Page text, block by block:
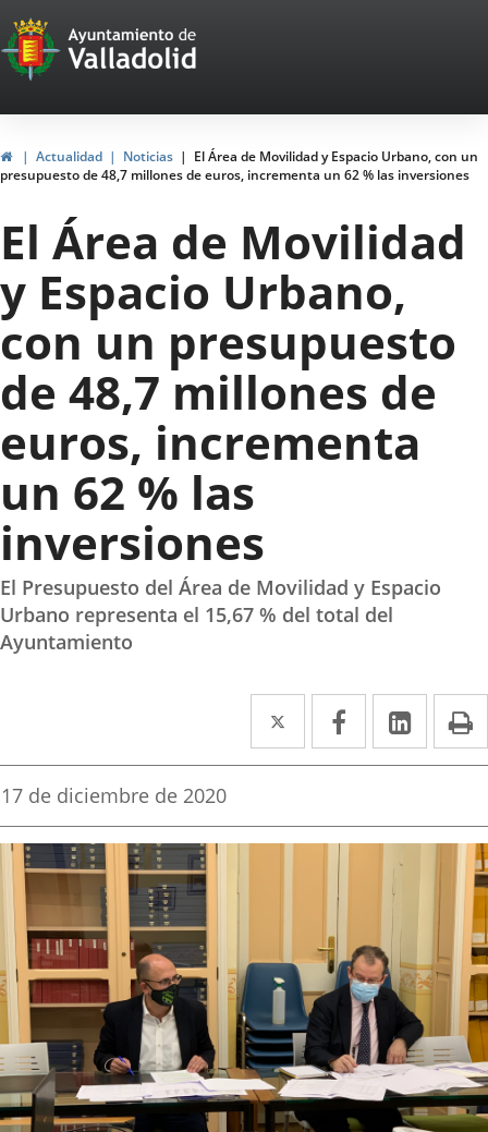
Portal
Web
del
Ayuntamiento
de
Valladolid
InicioActualidad Noticias
El Área de Movilidad y Espacio Urbano, con un
presupuesto de 48,7 millones de euros, incrementa un 62 % las inversiones
El Área de Movilidad
y Espacio Urbano,
con un presupuesto
de 48,7 millones de
euros, incrementa
un 62 % las
inversiones
El Presupuesto del Área de Movilidad y Espacio
Urbano representa el 15,67 % del total del
Ayuntamiento
Twitter
Enlace
a
aplicación
externa.
Facebook
Enlace
a
aplicación
externa.
Enlace
a
Fecha
la
noticia
17 de diciembre de 2020